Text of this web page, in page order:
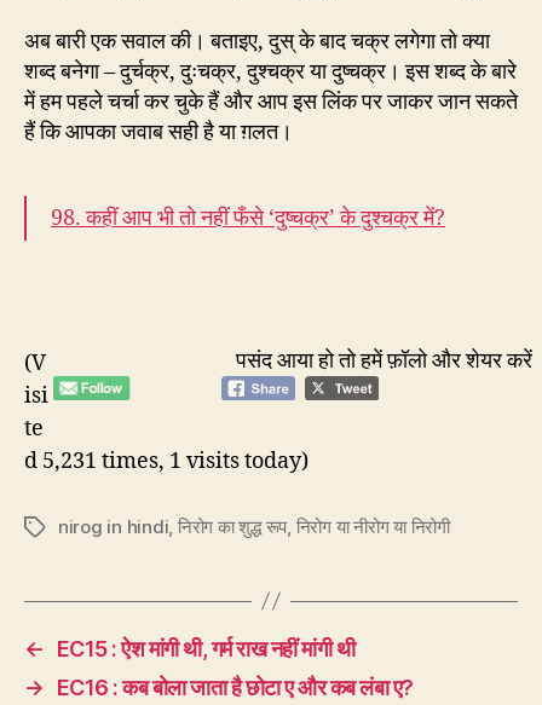
अब बारी एक सवाल की। बताइए, दुस् के बाद चक्र लगेगा तो क्या
शब्द बनेगा – दुर्चक्र, दुःचक्र, दुश्चक्र या दुष्चक्र। इस शब्द के बारे
में हम पहले चर्चा कर चुके हैं और आप इस लिंक पर जाकर जान सकते
हैं कि आपका जवाब सही है या ग़लत।
98. कहीं आप भी तो नहीं फँसे ‘दुष्चक्र’ के दुश्चक्र में?
पसंद आया हो तो हमें फ़ॉलो और शेयर करें
(V
isi
te
d 5,231 times, 1 visits today)
Tagsnirog in hindi निरोग का शुद्ध रूप, निरोग या नीरोग या निरोगी
←
EC15 : ऐश मांगी थी, गर्म राख नहीं मांगी थी
→
EC16 : कब बोला जाता है छोटा ए और कब लंबा ए?